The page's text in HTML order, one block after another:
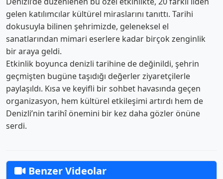
gelen katılımcılar kültürel miraslarını tanıttı. Tarihi
dokusuyla bilinen şehrimizde, geleneksel el
sanatlarından mimari eserlere kadar birçok zenginlik
bir araya geldi.
Etkinlik boyunca denizli tarihine de değinildi, şehrin
geçmişten bugüne taşıdığı değerler ziyaretçilerle
paylaşıldı. Kısa ve keyifli bir sohbet havasında geçen
organizasyon, hem kültürel etkileşimi artırdı hem de
Denizli’nin tarihî önemini bir kez daha gözler önüne
serdi.
Benzer Videolar